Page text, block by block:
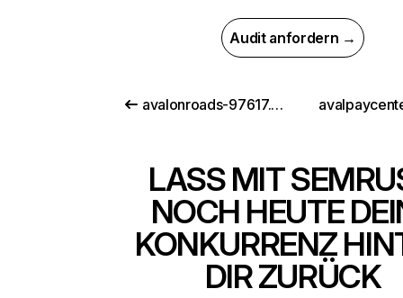
Audit anfordern →
avalonroads-97617.web.app
LASS MIT
NOCH HEUTE
KONKURRENZ
DIR ZURÜCK